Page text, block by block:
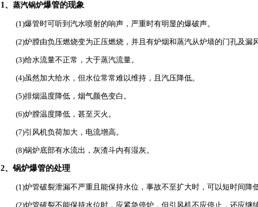
1、 蒸汽锅炉爆管的现象
(1)爆管时可听到汽水喷射的响声，严重时有明显的爆破声。
(2)炉膛由负压燃烧变为正压燃烧，并且有炉烟和蒸汽从炉墙的门孔及漏
(3)给水流量不正常，大于蒸汽流量。
(4)虽然加大给水，但水位常常难以维持，且汽压降低。
(5)排烟温度降低，烟气颜色变白。
(6)炉膛温度降低，甚至灭火。
(7)引风机负荷加大，电流增高。
(8)锅炉底部有水流出，灰渣斗内有湿灰。
2、锅炉爆管的处理
(1)炉管破裂泄漏不严重且能保持水位，事故不至扩大时，可以短时间降
(2)炉管破裂不能保持水位时，应紧急停炉，但引风机不应停止，还应继